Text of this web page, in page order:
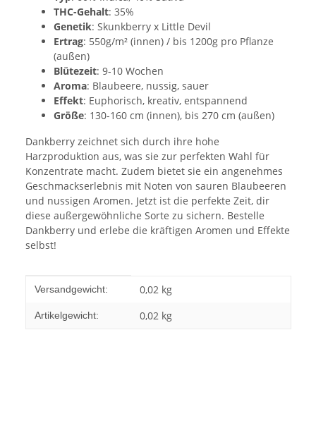
THC-Gehalt: 35%
Genetik: Skunkberry x Little Devil
Ertrag: 550g/m² (innen) / bis 1200g pro Pflanze
(außen)
Blütezeit: 9-10 Wochen
Aroma: Blaubeere, nussig, sauer
Effekt: Euphorisch, kreativ, entspannend
Größe: 130-160 cm (innen), bis 270 cm (außen)
Dankberry zeichnet sich durch ihre hohe
Harzproduktion aus, was sie zur perfekten Wahl für
Konzentrate macht. Zudem bietet sie ein angenehmes
Geschmackserlebnis mit Noten von sauren Blaubeeren
und nussigen Aromen. Jetzt ist die perfekte Zeit, dir
diese außergewöhnliche Sorte zu sichern. Bestelle
Dankberry und erlebe die kräftigen Aromen und Effekte
selbst!
Produkteigenschaft
Wert
Versandgewicht: 0,02 kg
Artikelgewicht: 0,02 kg